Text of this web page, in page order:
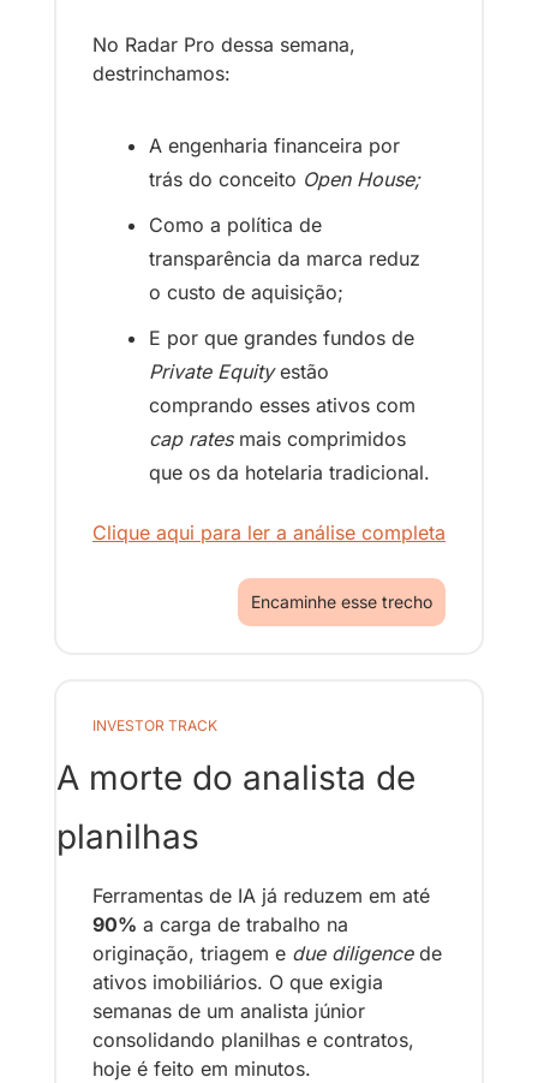
No Radar Pro dessa semana,
destrinchamos:
A engenharia financeira por
trás do conceito Open House;
Como a política de
transparência da marca reduz
o custo de aquisição;
Private Equity estão
cap rates mais comprimidos
que os da hotelaria tradicional.
Clique aqui para ler a análise completa
Encaminhe esse trecho
INVESTOR TRACK
A morte do analista de
planilhas
90% a carga de trabalho na
originação, triagem e due diligence de
ativos imobiliários. O que exigia
semanas de um analista júnior
consolidando planilhas e contratos,
hoje é feito em minutos.